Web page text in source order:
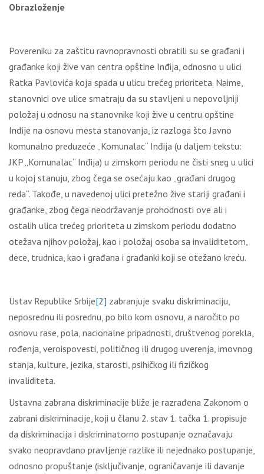
Obrazloženje
Povereniku za zaštitu ravnopravnosti obratili su se građani i
građanke koji žive van centra opštine Inđija, odnosno u ulici
Ratka Pavlovića koja spada u ulicu trećeg prioriteta. Naime,
stanovnici ove ulice smatraju da su stavlјeni u nepovolјniji
položaj u odnosu na stanovnike koji žive u centru opštine
Inđije na osnovu mesta stanovanja, iz razloga što Javno
komunalno preduzeće „Komunalac“ Inđija (u dalјem tekstu:
JKP „Komunalac“ Inđija) u zimskom periodu ne čisti sneg u ulici
u kojoj stanuju, zbog čega se osećaju kao „građani drugog
reda“. Takođe, u navedenoj ulici pretežno žive stariji građani i
građanke, zbog čega neodržavanje prohodnosti ove ali i
ostalih ulica trećeg prioriteta u zimskom periodu dodatno
otežava njihov položaj, kao i položaj osoba sa invaliditetom,
dece, trudnica, kao i građana i građanki koji se otežano kreću.
Ustav Republike Srbije[2] zabranjuje svaku diskriminaciju,
neposrednu ili posrednu, po bilo kom osnovu, a naročito po
osnovu rase, pola, nacionalne pripadnosti, društvenog porekla,
rođenja, veroispovesti, političnog ili drugog uverenja, imovnog
stanja, kulture, jezika, starosti, psihičkog ili fizičkog
invaliditeta.
Ustavna zabrana diskriminacije bliže je razrađena Zakonom o
zabrani diskriminacije, koji u članu 2. stav 1. tačka 1. propisuje
da diskriminacija i diskriminatorno postupanje označavaju
svako neopravdano pravlјenje razlike ili nejednako postupanje,
odnosno propuštanje (isklјučivanje, ograničavanje ili davanje